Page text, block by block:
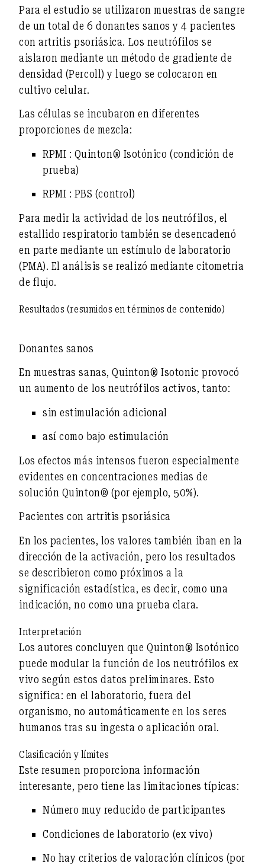
Para el estudio se utilizaron muestras de sangre
de un total de6 donantes sanos y4 pacientes
con artritis psoriásica. Los neutrófilos se
aislaron mediante un método de gradiente de
densidad (Percoll) y luego se colocaron en
cultivo celular.
Las células se incubaron en diferentes
proporciones de mezcla:
RPMI : Quinton® Isotónico (condición de
prueba)
RPMI : PBS (control)
Para medir la actividad de los neutrófilos, el
estallido respiratorio también se desencadenó
en parte mediante un estímulo de laboratorio
(PMA). El análisis se realizó mediante citometría
de flujo.
Resultados (resumidos en términos de contenido)
Donantes sanos
En muestras sanas, Quinton® Isotonic provocó
un aumento de los neutrófilos activos, tanto:
sin estimulación adicional
así como bajo estimulación
Los efectos más intensos fueron especialmente
evidentes en concentraciones medias de
solución Quinton® (por ejemplo, 50%).
Pacientes con artritis psoriásica
En los pacientes, los valores también iban en la
dirección de la activación, pero los resultados
se describieron comopróximos a la
significación estadística, es decir, como una
indicación, no como una prueba clara.
Interpretación
Los autores concluyen que Quinton® Isotónico
puede modular la función de los neutrófilos ex
vivo según estos datos preliminares. Esto
significa: en el laboratorio, fuera del
organismo, no automáticamente en los seres
humanos tras su ingesta o aplicación oral.
Clasificación y límites
Este resumen proporciona información
interesante, pero tiene las limitaciones típicas:
Número muy reducido de participantes
Condiciones de laboratorio (ex vivo)
No hay criterios de valoración clínicos (por